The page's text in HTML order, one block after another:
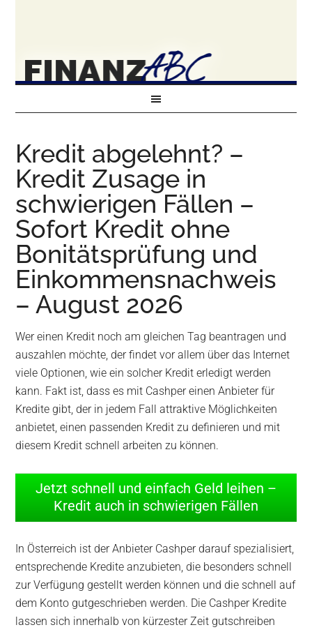
Kredit abgelehnt? –
Kredit Zusage in
schwierigen Fällen –
Sofort Kredit ohne
Bonitätsprüfung und
Einkommensnachweis
– August 2026
Wer einen Kredit noch am gleichen Tag beantragen und
auszahlen möchte, der findet vor allem über das Internet
viele Optionen, wie ein solcher Kredit erledigt werden
kann. Fakt ist, dass es mit Cashper einen Anbieter für
Kredite gibt, der in jedem Fall attraktive Möglichkeiten
anbietet, einen passenden Kredit zu definieren und mit
diesem Kredit schnell arbeiten zu können.
Jetzt schnell und einfach Geld leihen –
Kredit auch in schwierigen Fällen
In Österreich ist der Anbieter Cashper darauf spezialisiert,
entsprechende Kredite anzubieten, die besonders schnell
zur Verfügung gestellt werden können und die schnell auf
dem Konto gutgeschrieben werden. Die Cashper Kredite
lassen sich innerhalb von kürzester Zeit gutschreiben